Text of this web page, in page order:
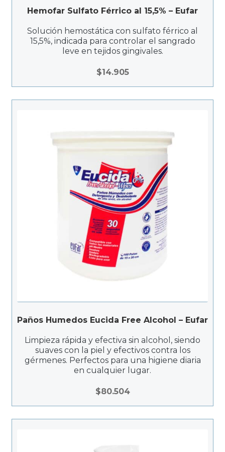
1
3
.
3
h
a
a
$
4
.
9
2
0
Hemofar Sulfato Férrico al 15,5% – Eufar
Solución hemostática con sulfato férrico al
15,5%, indicada para controlar el sangrado
leve en tejidos gingivales.
$14.905
Paños Humedos Eucida Free Alcohol – Eufar
Limpieza rápida y efectiva sin alcohol, siendo
suaves con la piel y efectivos contra los
gérmenes. Perfectos para una higiene diaria
en cualquier lugar.
$80.504